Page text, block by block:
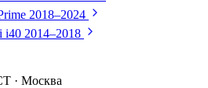
2018–2024
i40 2014–2018
· Москва